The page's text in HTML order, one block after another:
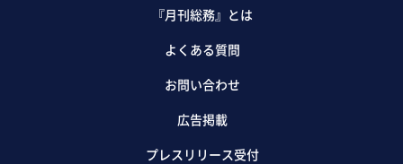
『月刊総務』とは
よくある質問
お問い合わせ
広告掲載
プレスリリース受付